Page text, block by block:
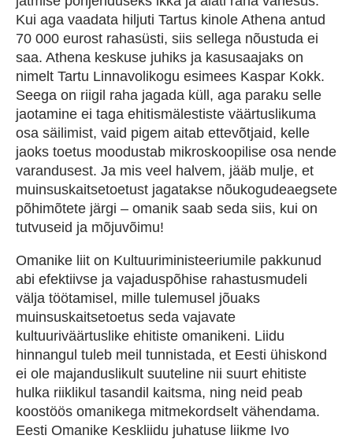
Kui aga vaadata hiljuti Tartus kinole Athena antud
70 000 eurost rahasüsti, siis sellega nõustuda ei
saa. Athena keskuse juhiks ja kasusaajaks on
nimelt Tartu Linnavolikogu esimees Kaspar Kokk.
Seega on riigil raha jagada küll, aga paraku selle
jaotamine ei taga ehitismälestiste väärtuslikuma
osa säilimist, vaid pigem aitab ettevõtjaid, kelle
jaoks toetus moodustab mikroskoopilise osa nende
varandusest. Ja mis veel halvem, jääb mulje, et
muinsuskaitsetoetust jagatakse nõukogudeaegsete
põhimõtete järgi – omanik saab seda siis, kui on
tutvuseid ja mõjuvõimu!
Omanike liit on Kultuuriministeeriumile pakkunud
abi efektiivse ja vajaduspõhise rahastusmudeli
välja töötamisel, mille tulemusel jõuaks
muinsuskaitsetoetus seda vajavate
kultuuriväärtuslike ehitiste omanikeni. Liidu
hinnangul tuleb meil tunnistada, et Eesti ühiskond
ei ole majanduslikult suuteline nii suurt ehitiste
hulka riiklikul tasandil kaitsma, ning neid peab
koostöös omanikega mitmekordselt vähendama.
Eesti Omanike Keskliidu juhatuse liikme Ivo